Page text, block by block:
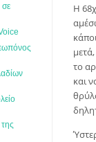
Η
το
και